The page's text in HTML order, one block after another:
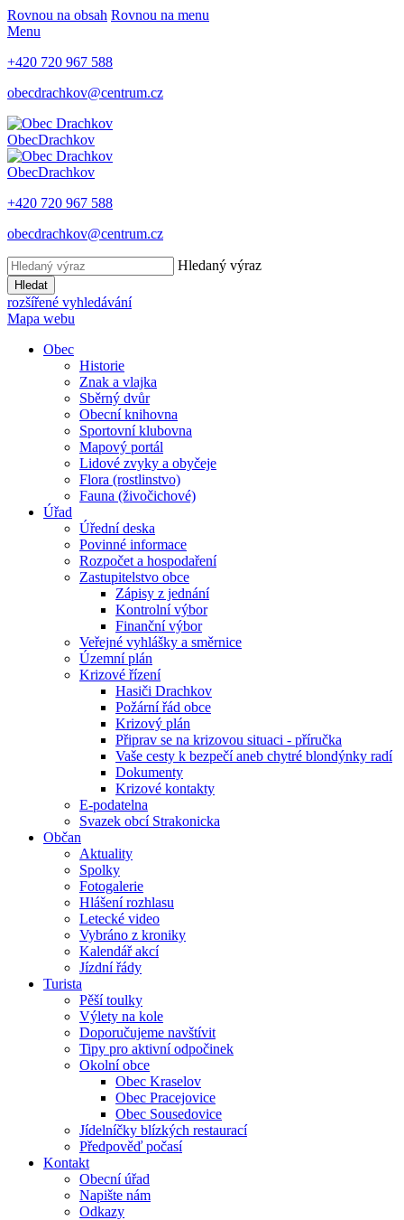
Rovnou na obsah Rovnou na menu
Menu
+420 720 967 588
obecdrachkov@centrum.cz
ObecDrachkov
ObecDrachkov
+420 720 967 588
obecdrachkov@centrum.cz
Hledaný výraz
Hledat
rozšířené vyhledávání
Mapa webu
Obec
Historie
Znak a vlajka
Sběrný dvůr
Obecní knihovna
Sportovní klubovna
Mapový portál
Lidové zvyky a obyčeje
Flora (rostlinstvo)
Fauna (živočichové)
Úřad
Úřední deska
Povinné informace
Rozpočet a hospodaření
Zastupitelstvo obce
Zápisy z jednání
Kontrolní výbor
Finanční výbor
Veřejné vyhlášky a směrnice
Územní plán
Krizové řízení
Hasiči Drachkov
Požární řád obce
Krizový plán
Připrav se na krizovou situaci - příručka
Vaše cesty k bezpečí aneb chytré blondýnky radí
Dokumenty
Krizové kontakty
E-podatelna
Svazek obcí Strakonicka
Občan
Aktuality
Spolky
Fotogalerie
Hlášení rozhlasu
Letecké video
Vybráno z kroniky
Kalendář akcí
Jízdní řády
Turista
Pěší toulky
Výlety na kole
Doporučujeme navštívit
Tipy pro aktivní odpočinek
Okolní obce
Obec Kraselov
Obec Pracejovice
Obec Sousedovice
Jídelníčky blízkých restaurací
Předpověď počasí
Kontakt
Obecní úřad
Napište nám
Odkazy